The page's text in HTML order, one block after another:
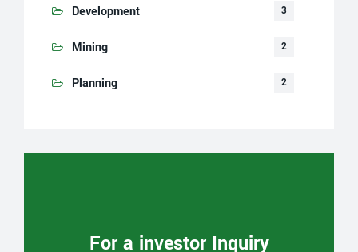
Development 3
Mining 2
Planning 2
For a investor Inquiry